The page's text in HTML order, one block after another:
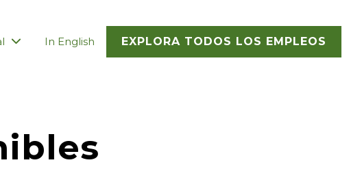
In English EXPLORA TODOS LOS EMPLEOS